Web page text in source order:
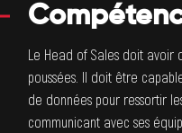
Le Head of Sales doit avoir
poussées. Il doit être
de données pour ressortir
communicant avec ses